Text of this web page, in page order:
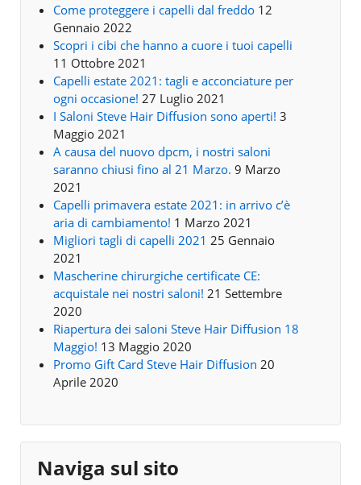
Come proteggere i capelli dal freddo 12
Gennaio 2022
Scopri i cibi che hanno a cuore i tuoi capelli
11 Ottobre 2021
Capelli estate 2021: tagli e acconciature per
ogni occasione! 27 Luglio 2021
I Saloni Steve Hair Diffusion sono aperti! 3
Maggio 2021
A causa del nuovo dpcm, i nostri saloni
saranno chiusi fino al 21 Marzo. 9 Marzo
2021
Capelli primavera estate 2021: in arrivo c’è
aria di cambiamento! 1 Marzo 2021
Migliori tagli di capelli 2021 25 Gennaio
2021
Mascherine chirurgiche certificate CE:
acquistale nei nostri saloni! 21 Settembre
2020
Riapertura dei saloni Steve Hair Diffusion 18
Maggio! 13 Maggio 2020
Promo Gift Card Steve Hair Diffusion 20
Aprile 2020
Naviga sul sito